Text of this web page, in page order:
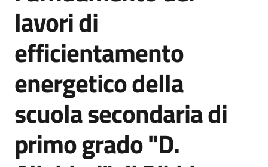
English
site
Seguici
su
lavori di
efficientamento
energetico della
scuola secondaria di
primo grado "D.